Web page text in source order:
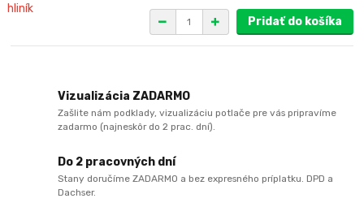
Pridať do košíka
Vizualizácia ZADARMO
Zašlite nám podklady, vizualizáciu potlače pre vás pripravíme
zadarmo (najneskôr do 2 prac. dní).
Do 2 pracovných dní
Stany doručíme ZADARMO a bez expresného príplatku. DPD a
Dachser.